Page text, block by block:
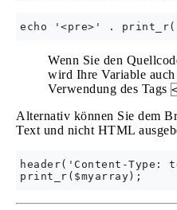
Wenn Sie den
wird Ihre Variable
Verwendung des Tags
Alternativ können Sie dem
Text und nicht HTML
header('Content-